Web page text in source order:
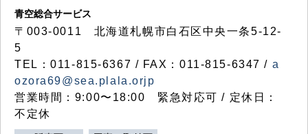
青空総合サービス
〒003-0011 北海道札幌市白石区中央一条5-12-
5
TEL：011-815-6367 / FAX：011-815-6347 / a
ozora69@sea.plala.orjp
営業時間：9:00〜18:00 緊急対応可 / 定休日：
不定休